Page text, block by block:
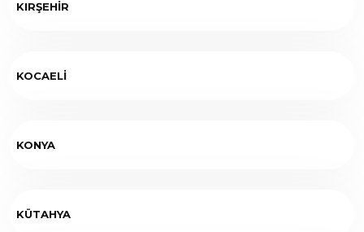
KIRŞEHİR
KOCAELİ
KONYA
KÜTAHYA